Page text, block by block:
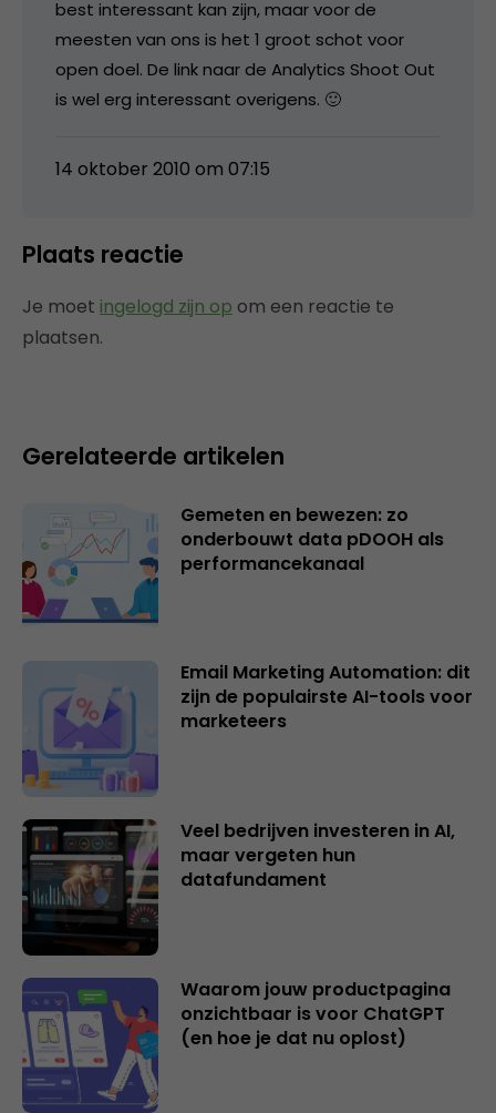
best interessant kan zijn, maar voor de
meesten van ons is het 1 groot schot voor
open doel. De link naar de Analytics Shoot Out
is wel erg interessant overigens. 🙂
14 oktober 2010 om 07:15
Plaats reactie
Je moet ingelogd zijn op om een reactie te
plaatsen.
Gerelateerde artikelen
Gemeten en bewezen: zo
onderbouwt data pDOOH als
performancekanaal
Email Marketing Automation: dit
zijn de populairste AI-tools voor
marketeers
Veel bedrijven investeren in AI,
maar vergeten hun
datafundament
Waarom jouw productpagina
onzichtbaar is voor ChatGPT
(en hoe je dat nu oplost)